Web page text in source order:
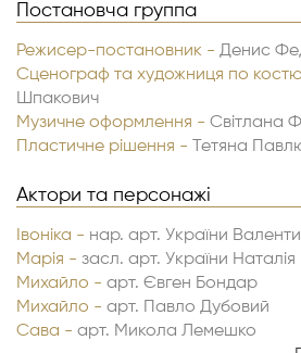
Постановча группа
Режисер-постановник - Денис
Сценограф та художниця по
Шпакович
Музичне оформлення - Світлана
Пластичне рішення -
Тетяна
Актори та персонажі
Івоніка - нар. арт. України
Марія - засл. арт. України
Михайло - арт. Євген Бондар
Михайло - арт. Павло Дубовий
Сава - арт. Микола Лемешко